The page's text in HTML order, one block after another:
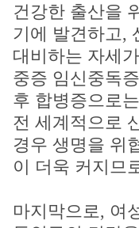
건강한 출산을
기에 발견하고,
대비하는 자세
중증 임신중독
후 합병증으로
전 세계적으로
경우 생명을 위
이 더욱 커지므
마지막으로, 여